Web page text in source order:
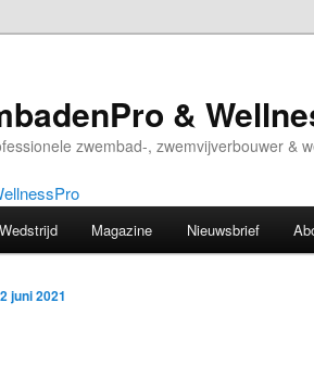
&
zwembad-, zwemvijverbouwer &
Wedstrijd Magazine Nieuwsbrief
2 juni 2021